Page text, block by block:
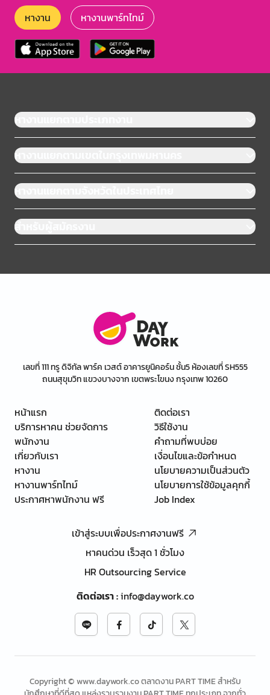
หางาน หางานพาร์ทไทม์
หางานแยกตามประเภทงาน
หางานแยกตามเขตในกรุงเทพมหานคร
หางานแยกตามจังหวัดในประเทศไทย
สำหรับผู้สมัครงาน
เลขที่ 111 ทรู ดิจิทัล พาร์ค เวสต์ อาคารยูนิคอร์น ชั้น5 ห้องเลขที่ SH555
ถนนสุขุมวิท แขวงบางจาก เขตพระโขนง กรุงเทพ 10260
หน้าแรก
บริการหาคน ช่วยจัดการ
พนักงาน
เกี่ยวกับเรา
หางาน
หางานพาร์ทไทม์
ประกาศหาพนักงาน ฟรี
ติดต่อเรา
วิธีใช้งาน
คำถามที่พบบ่อย
เงื่อนไขและข้อกำหนด
นโยบายความเป็นส่วนตัว
นโยบายการใช้ข้อมูลคุกกี้
Job Index
เข้าสู่ระบบเพื่อประกาศงานฟรี
หาคนด่วน เร็วสุด 1 ชั่วโมง
HR Outsourcing Service
ติดต่อเรา:info@daywork.co
Copyright © www.daywork.co ตลาดงาน PART TIME สำหรับ